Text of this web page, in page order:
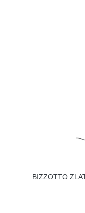
BIZZOTTO